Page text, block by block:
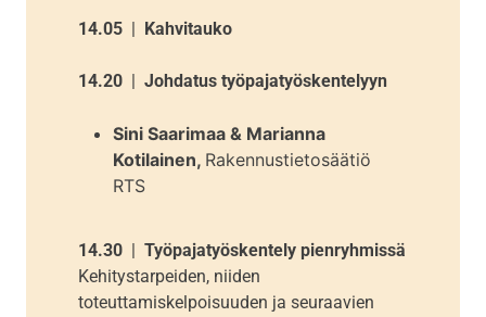
14.05 Kahvitauko
14.20 Johdatus työpajatyöskentelyyn
Sini Saarimaa & Marianna
Kotilainen, Rakennustietosäätiö
RTS
14.30
Työpajatyöskentely pienryhmissä
Kehitystarpeiden, niiden
toteuttamiskelpoisuuden ja seuraavien